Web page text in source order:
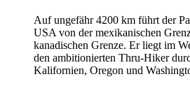
Auf ungefähr 4200 km führt der
USA von der mexikanischen
kanadischen Grenze. Er liegt im
den ambitionierten Thru-Hiker
Kalifornien, Oregon und